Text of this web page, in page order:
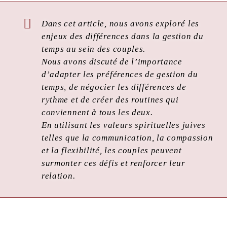
Dans cet article, nous avons exploré les
enjeux des différences dans la gestion du
temps au sein des couples.
Nous avons discuté de l’importance
d’adapter les préférences de gestion du
temps, de négocier les différences de
rythme et de créer des routines qui
conviennent à tous les deux.
En utilisant les valeurs spirituelles juives
telles que la communication, la compassion
et la flexibilité, les couples peuvent
surmonter ces défis et renforcer leur
relation.